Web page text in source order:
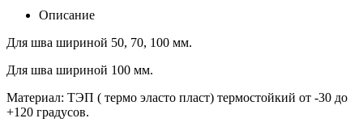
Описание
Для шва шириной 50, 70, 100 мм.
Для шва шириной 100 мм.
Материал: ТЭП ( термо эласто пласт) термостойкий от -30 до
+120 градусов.